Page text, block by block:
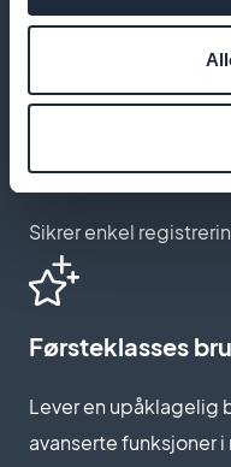
Opprett en
treningsmerkevaren
Forenklet
Sikrer enkel
Førsteklasses
Lever en upåklagelig
avanserte funksjoner